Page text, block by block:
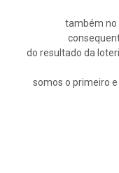
também no
do resultado da
somos o primeiro